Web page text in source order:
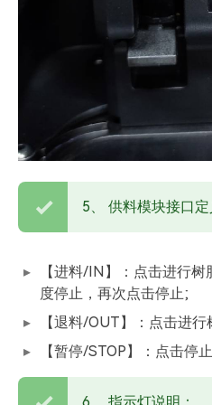
5、 供料模块接口定
【进料/IN】：点击进行
度停止，再次点击停止;
【退料/OUT】：点击进
【暂停/STOP】：点击停
6、 指示灯说明：